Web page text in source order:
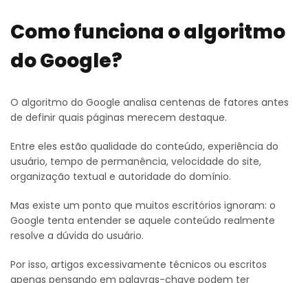
Como funciona o algoritmo
do Google?
O algoritmo do Google analisa centenas de fatores antes
de definir quais páginas merecem destaque.
Entre eles estão qualidade do conteúdo, experiência do
usuário, tempo de permanência, velocidade do site,
organização textual e autoridade do domínio.
Mas existe um ponto que muitos escritórios ignoram: o
Google tenta entender se aquele conteúdo realmente
resolve a dúvida do usuário.
Por isso, artigos excessivamente técnicos ou escritos
apenas pensando em palavras-chave podem ter